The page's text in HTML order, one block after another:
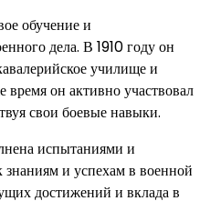
обучение и
дела. В 1910 году он
училище и
он активно участвовал
свои боевые навыки.
испытаниями и
знаниям и успехам в военной
достижений и вклада в